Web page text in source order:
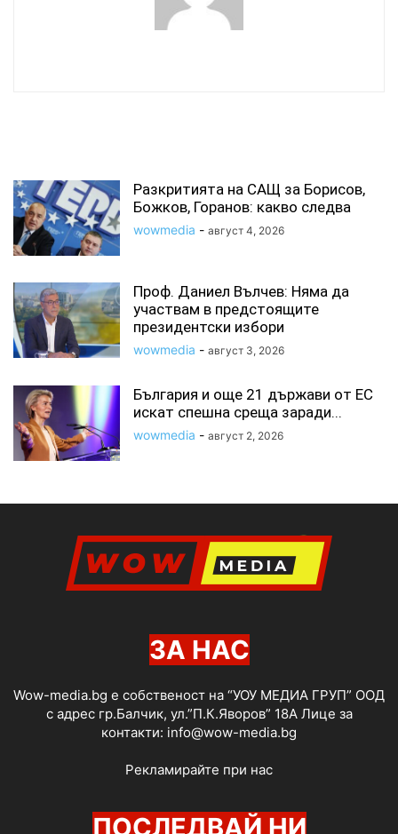
Разкритията на САЩ за Борисов,
Божков, Горанов: какво следва
wowmedia - август 4, 2026
Проф. Даниел Вълчев: Няма да
участвам в предстоящите
президентски избори
wowmedia - август 3, 2026
България и още 21 държави от ЕС
искат спешна среща заради...
wowmedia - август 2, 2026
ЗА НАС
Wow-media.bg е собственост на “УОУ МЕДИА ГРУП” ООД
с адрес гр.Балчик, ул.”П.К.Яворов” 18А Лице за
контакти: info@wow-media.bg
Рекламирайте при нас
ПОСЛЕДВАЙ НИ